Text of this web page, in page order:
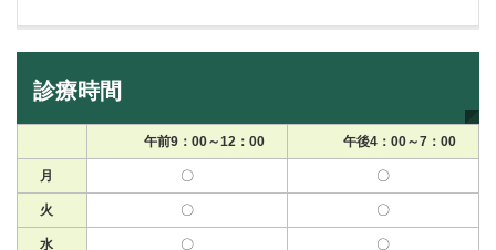
診療時間
午前9：00～12：00 午後4：00～7：00
月 〇 〇
火 〇 〇
水 〇 〇